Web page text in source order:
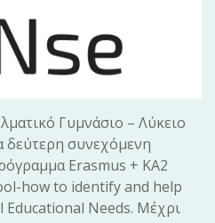
Γυμνάσιο – Λύκειο
δεύτερη συνεχόμενη
Erasmus + KA2
how to identify and help
Educational Needs. Μέχρι